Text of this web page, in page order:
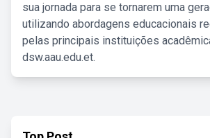
sua jornada para se tornarem uma
utilizando abordagens educacionais
pelas principais instituições
dsw.aau.edu.et.